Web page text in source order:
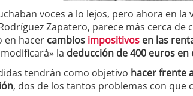
a los costes
21 de noviembre de 2025
¿Cuánto cuesta un software punto de
voces a lo lejos, pero ahora en
Zapatero, parece más cerca de
en hacer cambios impositivos en las
la deducción de 400 euros en
tendrán como objetivo hacer frente
, dos de los tantos problemas con que